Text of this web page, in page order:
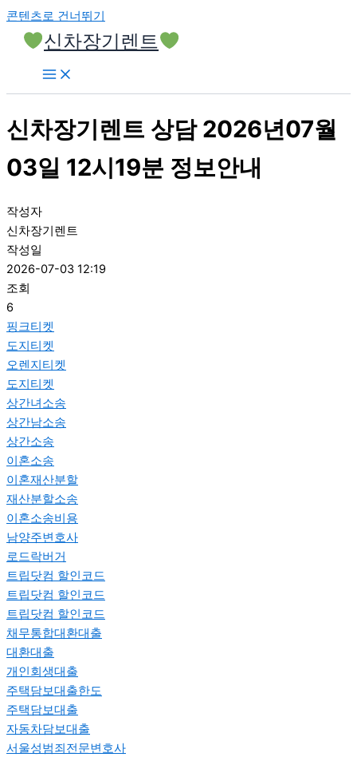
콘텐츠로 건너뛰기
신차장기렌트
신차장기렌트 상담 2026년07월
03일 12시19분 정보안내
작성자
신차장기렌트
작성일
2026-07-03 12:19
조회
6
핑크티켓
도지티켓
오렌지티켓
도지티켓
상간녀소송
상간남소송
상간소송
이혼소송
이혼재산분할
재산분할소송
이혼소송비용
남양주변호사
로드락버거
트립닷컴 할인코드
트립닷컴 할인코드
트립닷컴 할인코드
채무통합대환대출
대환대출
개인회생대출
주택담보대출한도
주택담보대출
자동차담보대출
서울성범죄전문변호사